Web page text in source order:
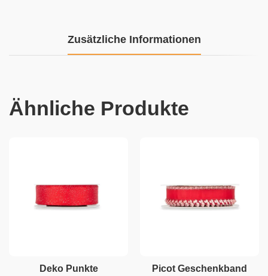
Zusätzliche Informationen
Ähnliche Produkte
Deko Punkte
Picot Geschenkband